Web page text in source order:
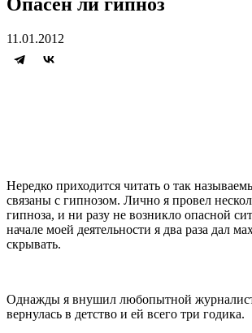
11.01.2012
Нередко приходится читать о так
связаны с гипнозом. Лично я провел
гипноза, и ни разу не возникло опасной
начале моей деятельности я два раза дал
скрывать.
Однажды я внушил любопытной
вернулась в детство и ей всего три годика.